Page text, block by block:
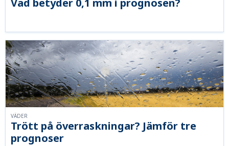
Vad betyder 0,1 mm i prognosen?
Trött på överraskningar? Jämför tre
prognoser
VÄDER